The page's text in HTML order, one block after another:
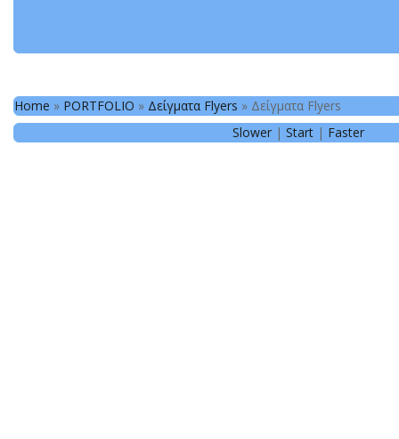
Home » PORTFOLIO » Δείγματα Flyers » Δείγματα Flyers
Slower | Start | Faster